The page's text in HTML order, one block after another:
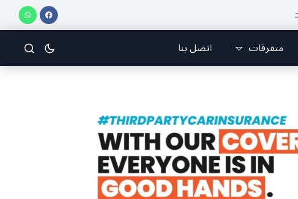
برمانا أطلقتا ” مهرجان برمانا للركض” إنجاز مشرّف للبنان دولياً في الجوجيتسو
متفرقات اتصل بنا